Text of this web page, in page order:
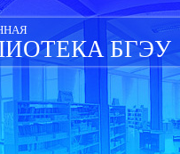
БГЭУ